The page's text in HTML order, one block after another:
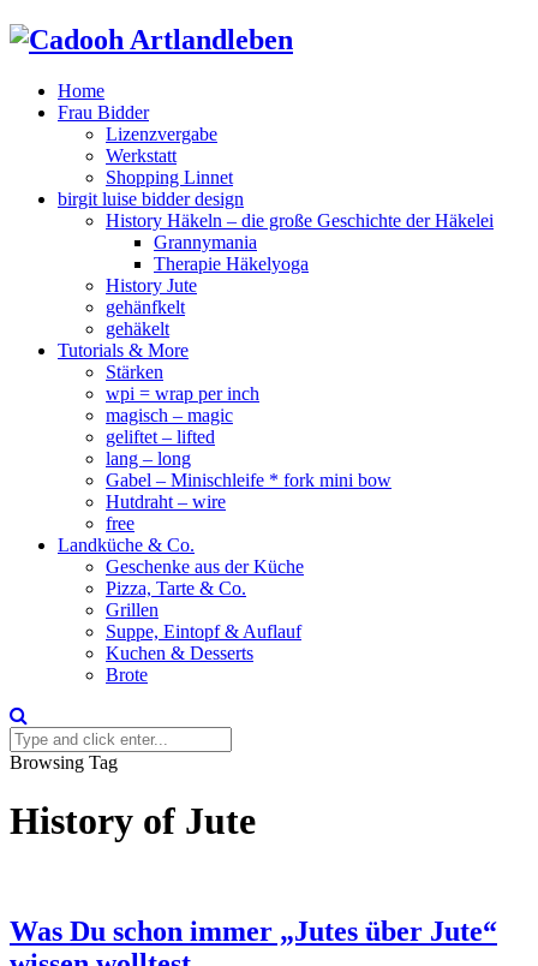
Home
Frau Bidder
Lizenzvergabe
Werkstatt
Shopping Linnet
birgit luise bidder design
History Häkeln – die große Geschichte der Häkelei
Grannymania
Therapie Häkelyoga
History Jute
gehänfkelt
gehäkelt
Tutorials & More
Stärken
wpi = wrap per inch
magisch – magic
geliftet – lifted
lang – long
Gabel – Minischleife * fork mini bow
Hutdraht – wire
free
Landküche & Co.
Geschenke aus der Küche
Pizza, Tarte & Co.
Grillen
Suppe, Eintopf & Auflauf
Kuchen & Desserts
Brote
Browsing Tag
History of Jute
Was Du schon immer „Jutes über Jute“